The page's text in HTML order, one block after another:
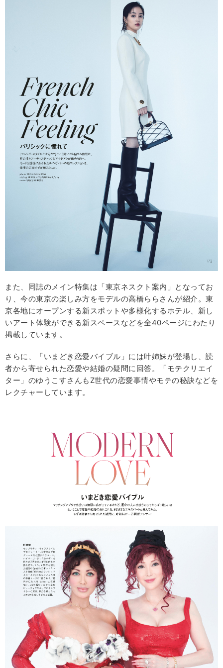
また、同誌のメイン特集は「東京ネスクト案内」となってお
り、今の東京の楽しみ方をモデルの高橋ららさんが紹介。東
京各地にオープンする新スポットや多様化するホテル、新し
いアート体験ができる新スペースなどを全40ページにわたり
掲載しています。
さらに、「いまどき恋愛バイブル」には叶姉妹が登場し、読
者から寄せられた恋愛や結婚の疑問に回答。「モテクリエイ
ター」のゆうこすさんもZ世代の恋愛事情やモテの秘訣などを
レクチャーしています。